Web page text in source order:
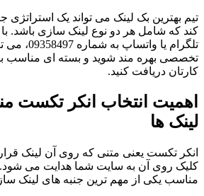
تیم بهترین بک لینک می تواند یک
کند که شامل هر دو نوع لینک سازی باشد.
تلگرام یا
تخصصی بهره مند شوید و بسته ای مناسب
کارتان دریافت کنید.
اهمیت انتخاب انکر تکست
لینک ها
انکر تکست یعنی متنی که روی آن لینک
کلیک روی آن به سایت شما هدایت می شود.
مناسب یکی از مهم ترین جنبه های لینک